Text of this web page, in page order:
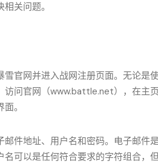
关问题。
官网并进入战网注册页面。无论是
问官网（www.battle.net），在主
。
件地址、用户名和密码。电子邮件
可以是任何符合要求的字符组合，